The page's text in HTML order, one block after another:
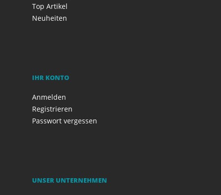
Top Artikel
Neuheiten
IHR KONTO
Anmelden
Registrieren
Passwort vergessen
UNSER UNTERNEHMEN